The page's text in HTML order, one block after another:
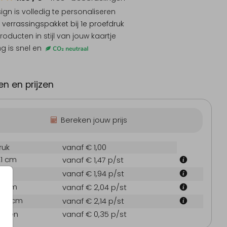
Trouwkaart
communie Babyborrelboek
is volledig te personaliseren
verrassingspakket bij 1e proefdruk
in stijl van jouw kaartje
is snel en
en prijzen
Bereken jouw prijs
vanaf € 1,00
cm
vanaf € 1,47 p/st
vanaf € 1,94 p/st
cm
vanaf € 2,04 p/st
cm
vanaf € 2,14 p/st
vanaf € 0,35 p/st